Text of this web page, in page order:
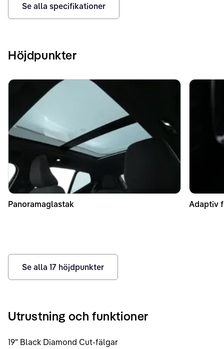
Se alla specifikationer
Höjdpunkter
Panoramaglastak Adaptiv
Se alla 17 höjdpunkter
Utrustning och funktioner
19" Black Diamond Cut-fälgar